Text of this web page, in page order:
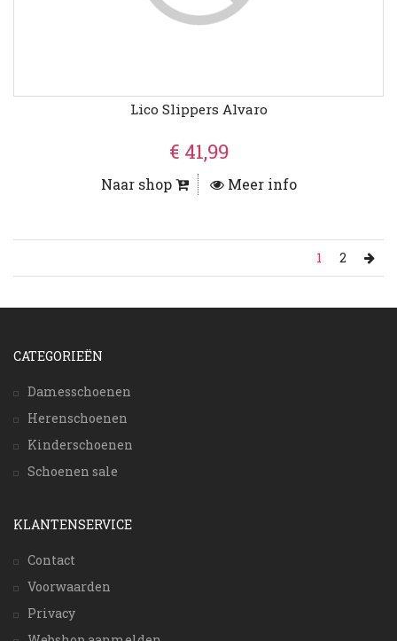
Lico Slippers Alvaro
€ 41,99
Naar shop Meer info
1 2
CATEGORIEËN
Damesschoenen
Herenschoenen
Kinderschoenen
Schoenen sale
KLANTENSERVICE
Contact
Voorwaarden
Privacy